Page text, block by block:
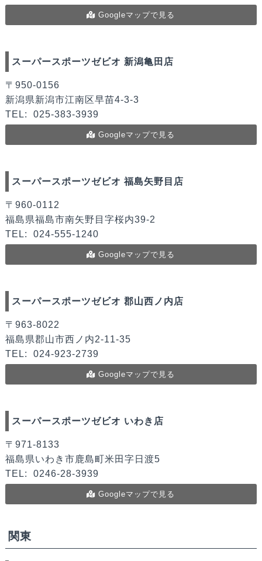
Googleマップで見る
スーパースポーツゼビオ 新潟亀田店
〒950-0156
新潟県新潟市江南区早苗4-3-3
TEL:
025-383-3939
Googleマップで見る
スーパースポーツゼビオ 福島矢野目店
〒960-0112
福島県福島市南矢野目字桜内39-2
TEL:
024-555-1240
Googleマップで見る
スーパースポーツゼビオ 郡山西ノ内店
〒963-8022
福島県郡山市西ノ内2-11-35
TEL:
024-923-2739
Googleマップで見る
スーパースポーツゼビオ いわき店
〒971-8133
福島県いわき市鹿島町米田字日渡5
TEL:
0246-28-3939
Googleマップで見る
関東